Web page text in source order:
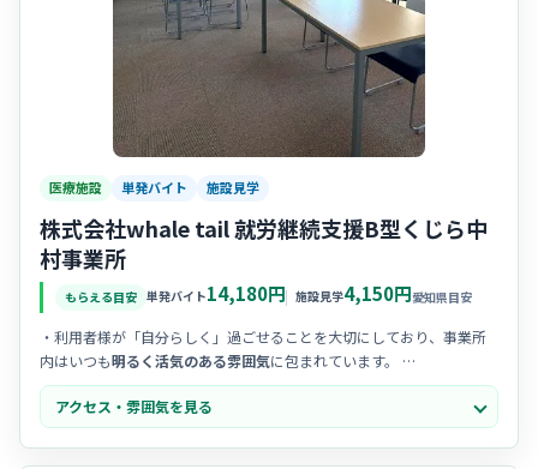
医療施設 単発バイト 施設見学
株式会社whale tail 就労継続支援B型くじら中
村事業所
もらえる目安 単発バイト14,180円 施設見学4,150円愛知県目安
・利用者様が「自分らしく」過ごせることを大切にしており、事業所
内はいつも明るく活気のある雰囲気に包まれています。
・スタッフ同士の仲が良く、チームワークを重視する文化があるた
め、中途入職の方でも馴染みやすい温かい職場
・一人ひとりの個性を尊重する風土があり、利用者様とのコミュニケ
アクセス・雰囲気を見る